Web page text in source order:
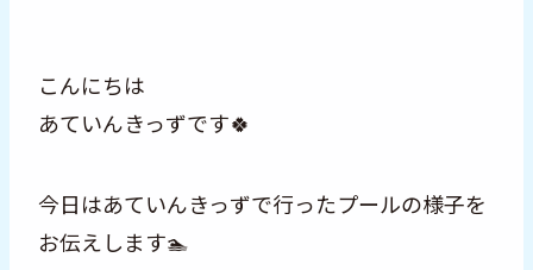
こんにちは
あていんきっずです🍀
今日はあていんきっずで行ったプールの様子を
お伝えします🏊